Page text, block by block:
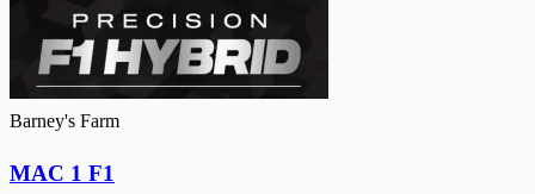
Barney's Farm
MAC 1 F1